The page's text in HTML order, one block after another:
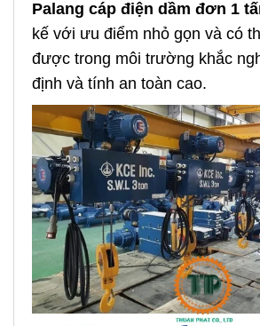
Palang cáp điện dầm đơn 1
kế với ưu điểm nhỏ gọn và có
được trong môi trường khắc
định và tính an toàn cao.